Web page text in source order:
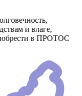
и влаге,
в ПРОТОС